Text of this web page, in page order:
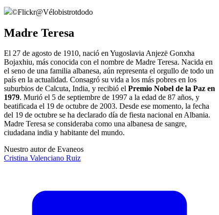
©Flickr@Vélobistrotdodo
Madre Teresa
El 27 de agosto de 1910, nació en Yugoslavia Anjezë Gonxha
Bojaxhiu, más conocida con el nombre de Madre Teresa. Nacida en
el seno de una familia albanesa, aún representa el orgullo de todo un
país en la actualidad. Consagró su vida a los más pobres en los
suburbios de Calcuta, India, y recibió el Premio Nobel de la Paz en
1979. Murió el 5 de septiembre de 1997 a la edad de 87 años, y
beatificada el 19 de octubre de 2003. Desde ese momento, la fecha
del 19 de octubre se ha declarado día de fiesta nacional en Albania.
Madre Teresa se consideraba como una albanesa de sangre,
ciudadana india y habitante del mundo.
Nuestro autor de Evaneos
Cristina Valenciano Ruiz